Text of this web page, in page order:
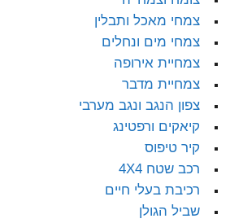
צמחי מאכל ותבלין
צמחי מים ונחלים
צמחיית אירופה
צמחיית מדבר
צפון הנגב ונגב מערבי
קיאקים ורפטינג
קיר טיפוס
רכב שטח 4X4
רכיבת בעלי חיים
שביל הגולן